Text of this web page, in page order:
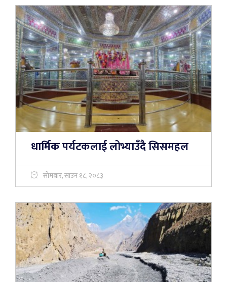
धार्मिक पर्यटकलाई लोभ्याउँदै सिसमहल
सोमबार, साउन १८, २०८३